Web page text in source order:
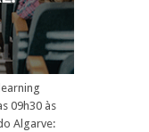
09h30 às
Algarve: